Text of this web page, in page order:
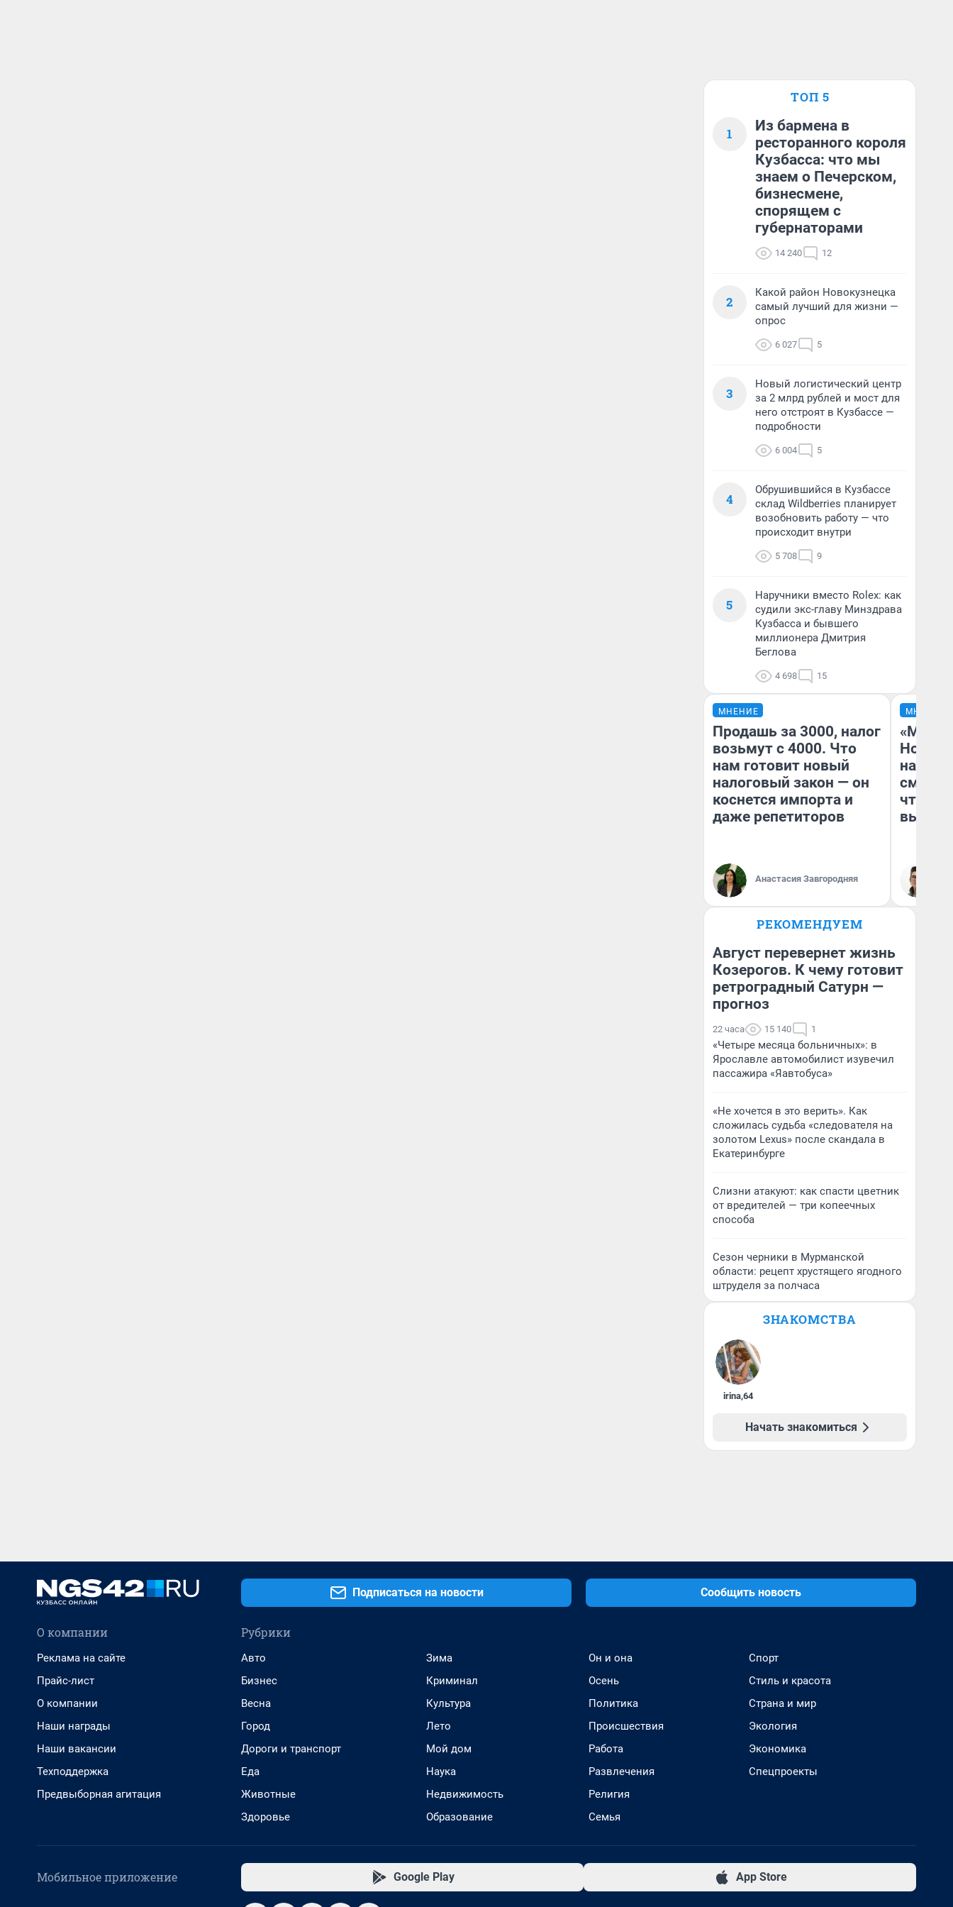
ТОП 5
1
Из бармена в
ресторанного короля
Кузбасса: что мы
знаем о Печерском,
бизнесмене,
спорящем с
губернаторами
14 240 12
2
Какой район Новокузнецка
самый лучший для жизни —
опрос
6 027 5
3
Новый логистический центр
за 2 млрд рублей и мост для
него отстроят в Кузбассе —
подробности
6 004 5
4
Обрушившийся в Кузбассе
склад Wildberries планирует
возобновить работу — что
происходит внутри
5 708 9
5
Наручники вместо Rolex: как
судили экс-главу Минздрава
Кузбасса и бывшего
миллионера Дмитрия
Беглова
4 698 15
МНЕНИЕ
Продашь за 3000, налог
возьмут с 4000. Что
нам готовит новый
налоговый закон — он
коснется импорта и
даже репетиторов
Анастасия Завгородняя
МНЕНИЕ
«Мы
чтобы
РЕКОМЕНДУЕМ
Август перевернет жизнь
Козерогов. К чему готовит
ретроградный Сатурн —
прогноз
22 часа 15 140 1
«Четыре месяца больничных»: в
Ярославле автомобилист изувечил
пассажира «Яавтобуса»
«Не хочется в это верить». Как
сложилась судьба «следователя на
золотом Lexus» после скандала в
Екатеринбурге
Слизни атакуют: как спасти цветник
от вредителей — три копеечных
способа
Сезон черники в Мурманской
области: рецепт хрустящего ягодного
штруделя за полчаса
ЗНАКОМСТВА
irina,64
Начать знакомиться
Подписаться на новости Сообщить новость
О компании
Реклама на сайте
Прайс-лист
О компании
Наши награды
Наши вакансии
Техподдержка
Предвыборная агитация
Рубрики
Авто
Бизнес
Весна
Город
Дороги и транспорт
Еда
Животные
Здоровье
Зима
Криминал
Культура
Лето
Мой дом
Наука
Недвижимость
Образование
Он и она
Осень
Политика
Происшествия
Работа
Развлечения
Религия
Семья
Спорт
Стиль и красота
Страна и мир
Экология
Экономика
Спецпроекты
Мобильное приложение Google Play App Store